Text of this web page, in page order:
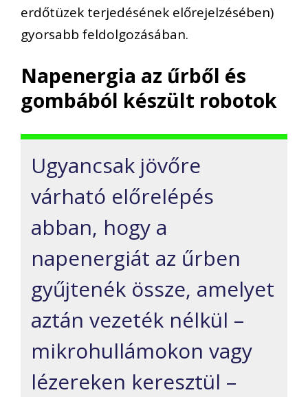
erdőtüzek terjedésének előrejelzésében)
gyorsabb feldolgozásában.
Napenergia az űrből és
gombából készült robotok
Ugyancsak jövőre
várható előrelépés
abban, hogy a
napenergiát az űrben
gyűjtenék össze, amelyet
aztán vezeték nélkül –
mikrohullámokon vagy
lézereken keresztül –